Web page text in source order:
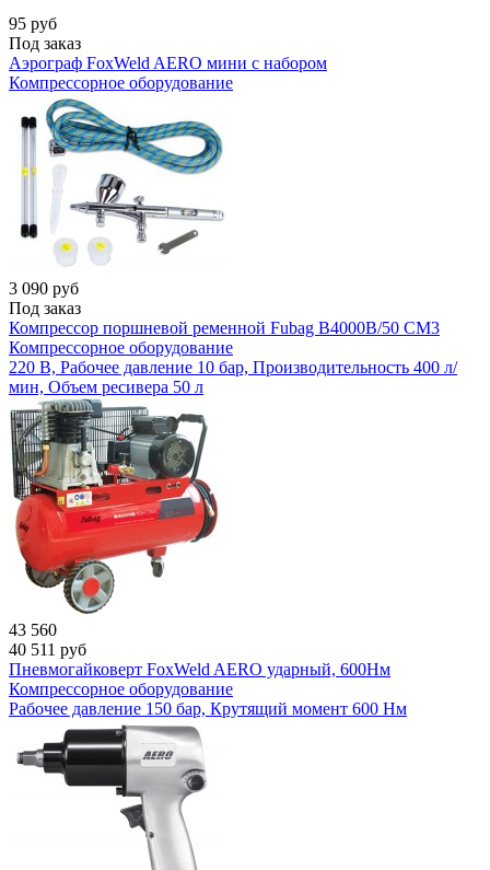
95 руб
Под заказ
Аэрограф FoxWeld AERO мини с набором
Компрессорное оборудование
3 090 руб
Под заказ
Компрессор поршневой ременной Fubag B4000B/50 СМ3
Компрессорное оборудование
220 В, Рабочее давление 10 бар, Производительность 400 л/
мин, Объем ресивера 50 л
43 560
40 511 руб
Пневмогайковерт FoxWeld AERO ударный, 600Нм
Компрессорное оборудование
Рабочее давление 150 бар, Крутящий момент 600 Нм